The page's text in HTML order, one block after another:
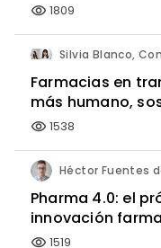
visibility 1809
Farmacias en
más humano,
visibility 1538
Pharma 4.0: el
innovación
visibility 1519